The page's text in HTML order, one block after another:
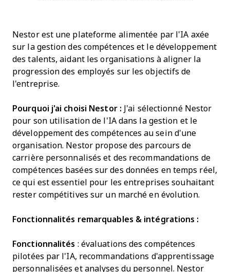
Nestor est une plateforme alimentée par l'IA axée
sur la gestion des compétences et le développement
des talents, aidant les organisations à aligner la
progression des employés sur les objectifs de
l'entreprise.
Pourquoi j'ai choisi Nestor : J'ai sélectionné Nestor
pour son utilisation de l'IA dans la gestion et le
développement des compétences au sein d'une
organisation. Nestor propose des parcours de
carrière personnalisés et des recommandations de
compétences basées sur des données en temps réel,
ce qui est essentiel pour les entreprises souhaitant
rester compétitives sur un marché en évolution.
Fonctionnalités remarquables & intégrations :
Fonctionnalités : évaluations des compétences
pilotées par l'IA, recommandations d'apprentissage
personnalisées et analyses du personnel. Nestor